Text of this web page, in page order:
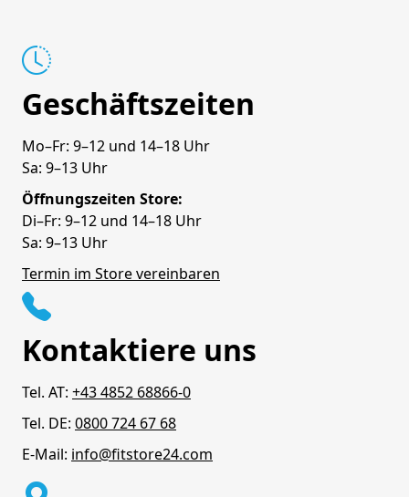
Geschäftszeiten
Mo–Fr: 9–12 und 14–18 Uhr
Sa: 9–13 Uhr
Öffnungszeiten Store:
Di–Fr: 9–12 und 14–18 Uhr
Sa: 9–13 Uhr
Termin im Store vereinbaren
Kontaktiere uns
Tel. AT: +43 4852 68866-0
Tel. DE: 0800 724 67 68
E-Mail: info@fitstore24.com